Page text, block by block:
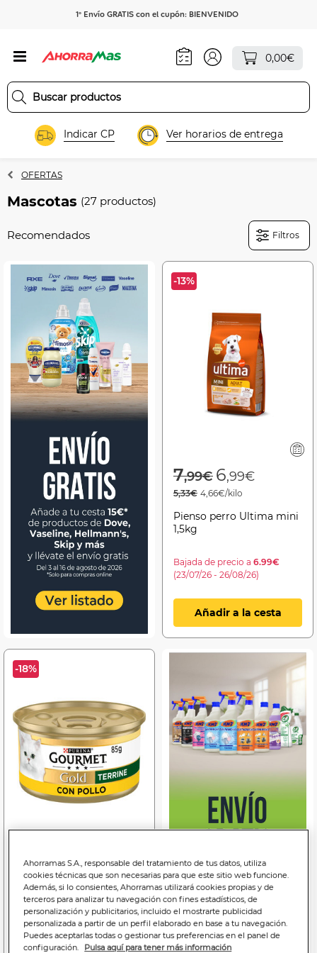
1º Envío GRATIS con el cupón: BIENVENIDO
0,00€
Indicar CP Ver horarios de entrega
OFERTAS
Mascotas (27 productos)
Filtros
-13%
Price reduced
7,99€to
6,99€
5,33€ 4,66€/kilo
Pienso perro Ultima mini
1,5kg
Bajada de precio a 6.99€
(23/07/26 - 26/08/26)
Añadir a la cesta
-18%
Price reduced from
0,92€to
0,75€
10,82€ 8,82€/kilo
Comida húmeda gato
Gourmet Gold tarrina
pollo 85g
Bajada de precio a0.75€
Ahorramas S.A., responsable del tratamiento de tus datos, utiliza
cookies técnicas que son necesarias para que este sitio web funcione.
Además, si lo consientes, Ahorramas utilizará cookies propias y de
terceros para analizar tu navegación con fines estadísticos, de
personalización y publicitarios, incluido el mostrarte publicidad
personalizada a partir de un perfil elaborado en base a tu navegación.
Puedes aceptarlas todas o gestionar tus preferencias en el panel de
configuración.
Pulsa aquí para tener más información